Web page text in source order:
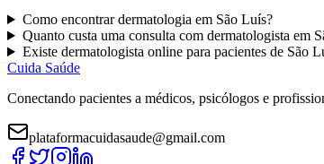
Como encontrardermatologia em São Luís?
Quanto custa uma consulta com dermatologista em
Existe dermatologista online para pacientes de São
Cuida Saúde
Conectando pacientes a médicos, psicólogos e
plataformacuidasaude@gmail.com